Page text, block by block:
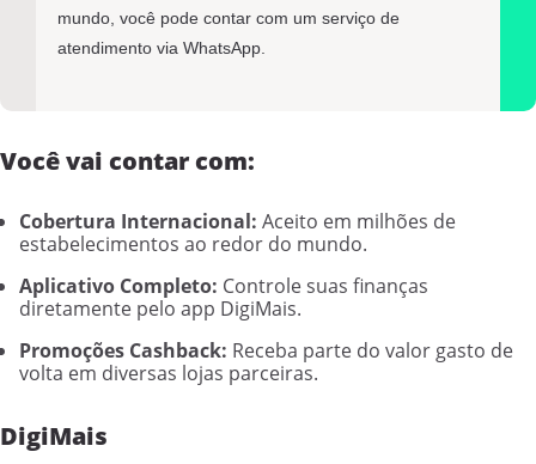
mundo, você pode contar com um serviço de
atendimento via WhatsApp.
Você vai contar com:
Cobertura Internacional: Aceito em milhões de
estabelecimentos ao redor do mundo.
Aplicativo Completo: Controle suas finanças
diretamente pelo app DigiMais.
Promoções Cashback: Receba parte do valor gasto de
volta em diversas lojas parceiras.
DigiMais